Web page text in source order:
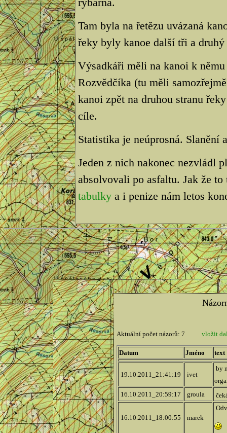
Tam byla na řetězu uvázaná
řeky byly kanoe další tři a
Výsadkáři měli na kanoi k
Rozvědčíka (tu měli
kanoi zpět na druhou stranu
cíle.
Statistika je neúprosná. Slanění
Jeden z nich nakonec nezvládl
absolvovali po asfaltu. Jak že
tabulkya i penize nám letos